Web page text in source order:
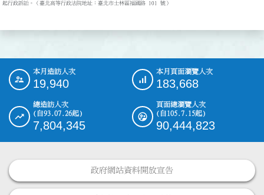
起行政訴訟。（臺北高等行政法院地址：臺北市士林區福國路 101 號）
::: 本月造訪人次
19,940
本月頁面瀏覽人次
183,668
總造訪人次
(自93.07.26起)
7,804,345
頁面總瀏覽人次
(自105.7.15起)
90,444,823
政府網站資料開放宣告